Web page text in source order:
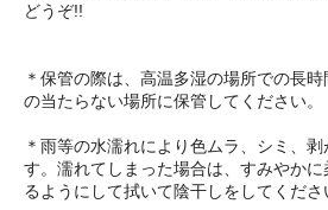
どうぞ!!
＊保管の際は、高温多湿の場所での長
の当たらない場所に保管してください。
＊雨等の水濡れにより色ムラ、シミ、
す。濡れてしまった場合は、すみやかに
るようにして拭いて陰干しをしてくださ